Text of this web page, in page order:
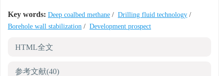
Key words: Deep coalbed methane / Drilling fluid technology /
Borehole wall stabilization / Development prospect
HTML全文
参考文献(40)